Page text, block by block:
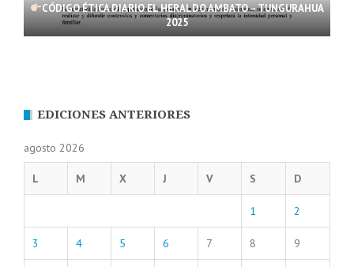
CÓDIGO ÉTICA DIARIO EL HERALDO AMBATO – TUNGURAHUA
2025
EDICIONES ANTERIORES
agosto 2026
L M X J V S D
1 2
3 4 5 6 7 8 9